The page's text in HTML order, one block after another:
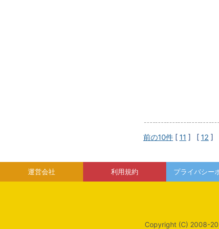
前の10件 [ 11 ] [ 12 ]
運営会社 利用規約 プライバシー
Copyright (C) 2008-